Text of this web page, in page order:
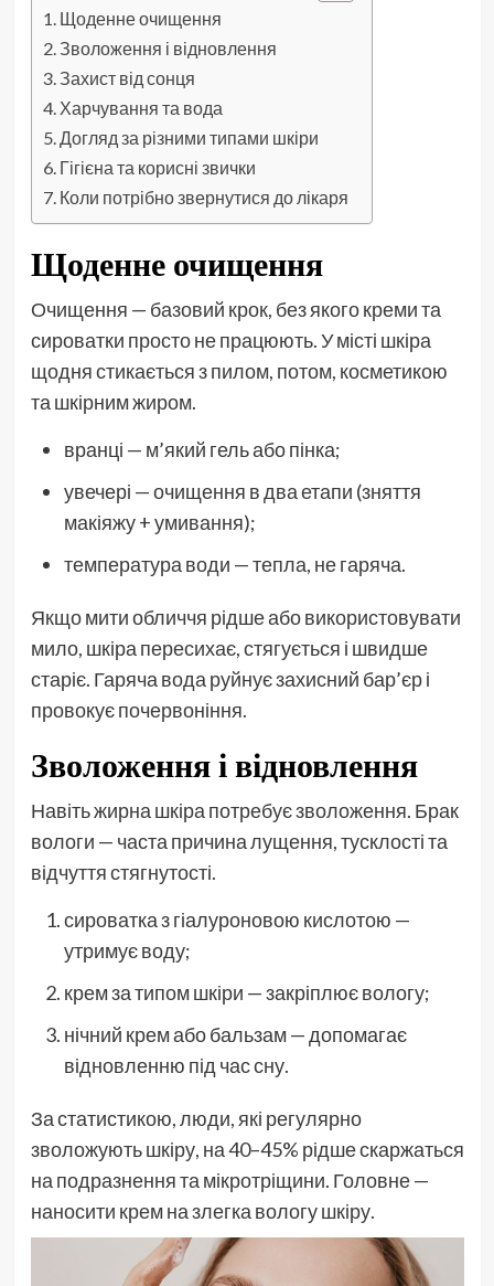
Щоденне очищення
Зволоження і відновлення
Захист від сонця
Харчування та вода
Догляд за різними типами шкіри
Гігієна та корисні звички
Коли потрібно звернутися до лікаря
Щоденне очищення
Очищення — базовий крок, без якого креми та
сироватки просто не працюють. У місті шкіра
щодня стикається з пилом, потом, косметикою
та шкірним жиром.
вранці — м’який гель або пінка;
увечері — очищення в два етапи (зняття
макіяжу + умивання);
температура води — тепла, не гаряча.
Якщо мити обличчя рідше або використовувати
мило, шкіра пересихає, стягується і швидше
старіє. Гаряча вода руйнує захисний бар’єр і
провокує почервоніння.
Зволоження і відновлення
Навіть жирна шкіра потребує зволоження. Брак
вологи — часта причина лущення, тусклості та
відчуття стягнутості.
сироватка з гіалуроновою кислотою —
утримує воду;
крем за типом шкіри — закріплює вологу;
нічний крем або бальзам — допомагає
відновленню під час сну.
За статистикою, люди, які регулярно
зволожують шкіру, на 40–45% рідше скаржаться
на подразнення та мікротріщини. Головне —
наносити крем на злегка вологу шкіру.